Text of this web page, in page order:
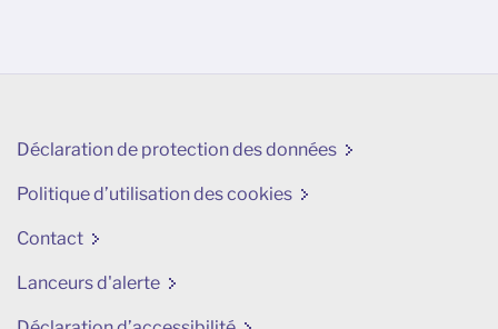
Déclaration de protection des données
Politique d’utilisation des cookies
Contact
Lanceurs d'alerte